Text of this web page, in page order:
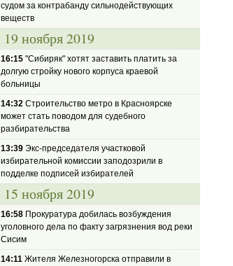
судом за контрабанду сильнодействующих
веществ
19 ноября 2019
16:15 "Сибиряк" хотят заставить платить за
долгую стройку нового корпуса краевой
больницы
14:32 Строительство метро в Красноярске
может стать поводом для судебного
разбирательства
13:39 Экс-председателя участковой
избирательной комиссии заподозрили в
подделке подписей избирателей
15 ноября 2019
16:58 Прокуратура добилась возбуждения
уголовного дела по факту загрязнения вод реки
Сисим
14:11 Жителя Железногорска отправили в